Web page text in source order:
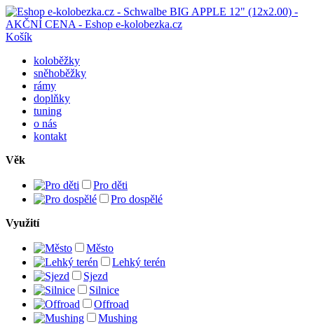
Košík
koloběžky
sněhoběžky
rámy
doplňky
tuning
o nás
kontakt
Věk
Pro děti
Pro dospělé
Využití
Město
Lehký terén
Sjezd
Silnice
Offroad
Mushing